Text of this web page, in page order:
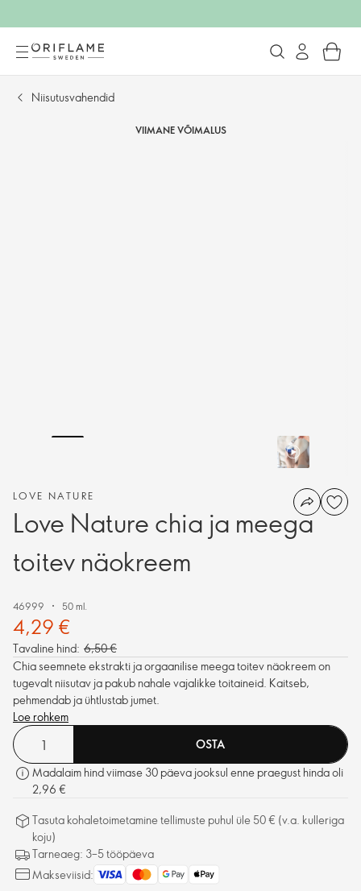
Niisutusvahendid
VIIMANE VÕIMALUS
LOVE NATURE
Love Nature chia ja meega
toitev näokreem
46999 50 ml.
4,29 €
Tavaline hind: 6,50 €
Chia seemnete ekstrakti ja orgaanilise meega toitev näokreem on
tugevalt niisutav ja pakub nahale vajalikke toitaineid. Kaitseb,
pehmendab ja ühtlustab jumet.
Loe rohkem
OSTA
Madalaim hind viimase 30 päeva jooksul enne praegust hinda oli
2,96 €
Tasuta kohaletoimetamine tellimuste puhul üle 50 € (v.a. kulleriga
koju)
Tarneaeg: 3–5 tööpäeva
Makseviisid: